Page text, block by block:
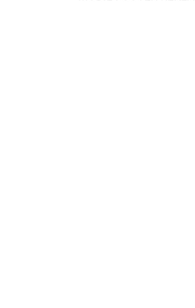
çalışmalarında başarılar